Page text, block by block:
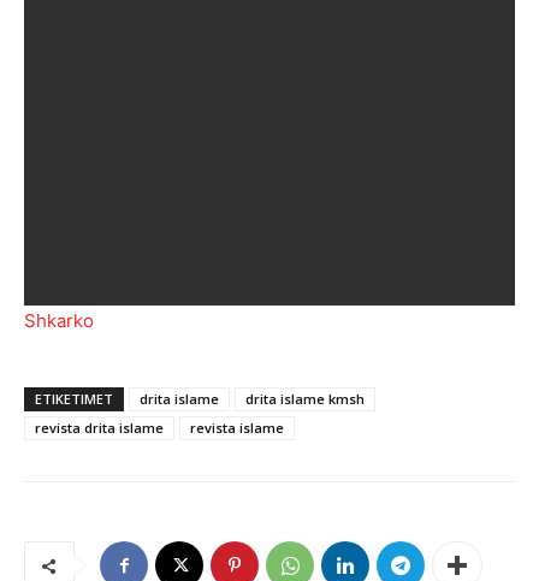
Shkarko
ETIKETIMET drita islame
drita islame kmsh
revista drita islame
revista islame